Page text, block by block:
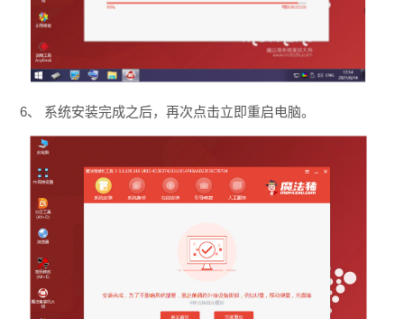
6、 系统安装完成之后，再次点击立即重启电脑。